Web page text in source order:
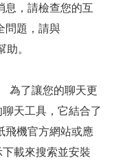
息，請檢查您的互
問題，請與
。
為了讓您的聊天更
天工具，它結合了
飛機官方網站或應
載來搜索並安裝